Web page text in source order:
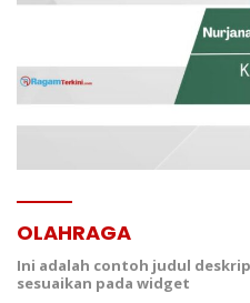
OLAHRAGA
Ini adalah contoh judul
sesuaikan pada widget